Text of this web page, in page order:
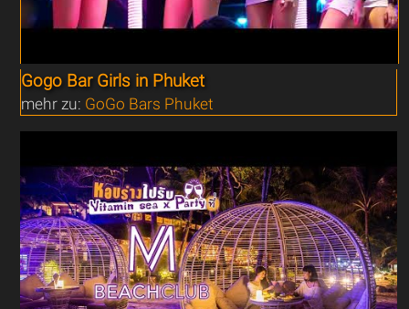
Gogo Bar Girls in Phuket
mehr zu: GoGo Bars Phuket